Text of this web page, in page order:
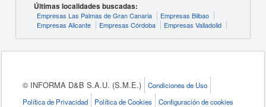
Últimas localidades buscadas:
Empresas Las Palmas de Gran Canaria
Empresas Bilbao
Empresas Alicante
Empresas Córdoba Empresas Valladolid
© INFORMA D&B S.A.U. (S.M.E.)
Condiciones de Uso
Política de Privacidad
Política de Cookies Configuración de cookies